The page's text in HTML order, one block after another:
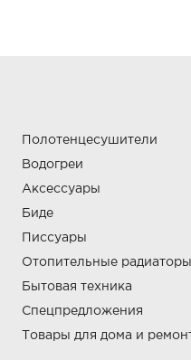
Полотенцесушители
Водогреи
Аксессуары
Биде
Писсуары
Отопительные радиаторы
Бытовая техника
Спецпредложения
Товары для дома и